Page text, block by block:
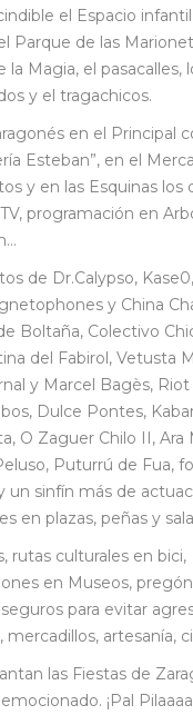
el Espacio
Parque de las
la Magia, el pasacalles,
y el tragachicos.
en el Principal
Esteban”, en el
y en las Esquinas los
programación en
de Dr.Calypso,
y China
Boltaña, Colectivo
del Fabirol, Vetusta
y Marcel Bagès, Riot
Dulce Pontes,
O Zaguer Chilo II, Ara
Puturrú de Fua,
un sinfín más de
en plazas, peñas y
rutas culturales en bici,
en Museos,
para evitar
mercadillos, artesanía,
las Fiestas de
¡Pal